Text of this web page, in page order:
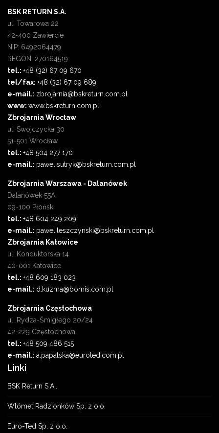
BSK RETURN S.A.
ul. Towarowa 22
42-400 Zawiercie
NIP: 6492064479
REGON: 270164519
tel.: +48 (32) 67 09 670
tel/fax: +48 (32) 67 09 689
e-mail.: zbrojarnia@bskreturn.com.pl
www: www.bskreturn.com.pl
Zbrojarnia Wrocław
ul. Swojczycka 30
51-501 Wrocław
tel.: +48 504 277 170
e-mail.: pawel.sutryk@bskreturn.com.pl
Zbrojarnia Warszawa - Dalanówek
Dalanówek 55A
09-100 Płońsk
tel.: +48 604 249 209
e-mail.: pawel.leszczynski@bskreturn.com.pl
Zbrojarnia Katowice
ul. Konduktorska 14
40-001 Katowice
tel.: +48 609 183 023
e-mail.: d.kuzma@bomis.com.pl
Zbrojarnia Częstochowa
ul. Rydza-Śmigłego 20/24
42-229 Częstochowa
tel.: +48 509 486 515
e-mail.: a.papalska@euroted.com.pl
Linki
BSK Return S.A..
Wtómet Radzionków Sp. z o.o.
Euro-Ted Sp. z o.o.